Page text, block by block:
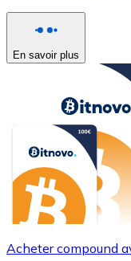
En savoir plus
Acheter compound